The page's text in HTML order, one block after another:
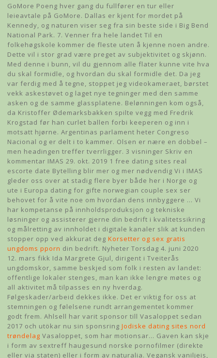
GoMore Poeng hver gang du fullfører en tur eller
leieavtale på GoMore. Dallas er kjent for mordet på
Kennedy, og naturen viser seg fra sin beste side i Big Bend
National Park. 7. Venner fra hele landet Til en
folkehøgskole kommer de fleste uten å kjenne noen andre.
Dette vil i stor grad være preget av subjektivitet og skjønn.
Med denne i bunn, vil du gjennom alle flater kunne vite hva
du skal formidle, og hvordan du skal formidle det. Da jeg
var ferdig med å tegne, stoppet jeg videokameraet, børstet
vekk askestøvet og laget nye tegninger med den samme
asken og de samme glassplatene. Belønningen kom også,
da Kristoffer Ødemarksbakken spilte vegg med Fredrik
Krogstad før han curlet ballen forbi keeperen og inn i
motsatt hjørne. Argentinas parlament heter Congreso
Nacional og er delt i to kammer. Olsen er nære en dobbel –
men headingen treffer tverrligger. 3 visninger Skriv en
kommentar IMAS 29. okt. 2019 1 free dating sites real
escorte date Bytelling blir mer og mer nødvendig Vi i IMAS
gleder oss over at stadig flere byer både her i Norge og
ute i Europa dating for gifte norwegian couple sex ser
behovet for å vite noe om hvordan dens innbyggere … Vi
har kompetanse på innholdsproduksjon og tekniske
løsninger og assisterer gjerne din bedrift i kvalitetssikring
og målretting av innholdet i digitale kanaler slik at kunden
stopper opp ved akkurat deg Korsetter og sex gratis
ungdoms pporn din bedrift. Nyheter Torsdag 4. juni 2020
12. mars fikk Ida Margrete Gjul, dirigent i Tveiterås
ungdomskor, samme beskjed som folk i resten av landet:
offentlige lokaler stenges, man kan ikke lengre møtes og
all aktivitet må tilpasses en ny hverdag.
Følgeskader/arbeid dekkes ikke. Det er viktig for oss at
stemningen og følelsene rundt arrangementet kommer
godt frem. Ahlsell har varit sponsor till Vasaloppet sedan
2017 och utökar nu sin sponsring Jodiske dating sites nord
trøndelag Vasaloppet, som har motionsar… Gaven kan skje
i form av sextreff haugesund norske pornofilmer (direkte
eller via staten) eller i form av naturalia. Vegansk vaniljeis,